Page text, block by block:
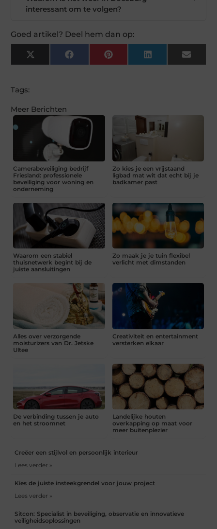
interessant om te volgen?
Goed artikel? Deel hem dan op:
X
(Twitter)
FacebookPinterest LinkedIn Email
Tags:
Meer Berichten
Camerabeveiliging bedrijf
Friesland: professionele
beveiliging voor woning en
onderneming
Zo kies je een vrijstaand
ligbad mat wit dat echt bij je
badkamer past
Waarom een stabiel
thuisnetwerk begint bij de
juiste aansluitingen
Zo maak je je tuin flexibel
verlicht met dimstanden
Alles over verzorgende
moisturizers van Dr. Jetske
Ultee
Creativiteit en entertainment
versterken elkaar
De verbinding tussen je auto
en het stroomnet
Landelijke houten
overkapping op maat voor
meer buitenplezier
Creëer een stijlvol en persoonlijk interieur
Lees verder »
Kies de juiste insteekgrendel voor jouw project
Lees verder »
Sitcon: Specialist in beveiliging, observatie en innovatieve
veiligheidsoplossingen